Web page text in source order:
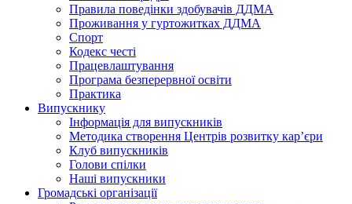
Правила поведінки здобувачів ДДМА
Проживання у гуртожитках ДДМА
Спорт
Кодекс честі
Працевлаштування
Програма безперервної освіти
Практика
Випускнику
Інформація для випускників
Методика створення Центрів розвитку кар’єри
Клуб випускників
Голови спілки
Наші випускники
Громадські організації